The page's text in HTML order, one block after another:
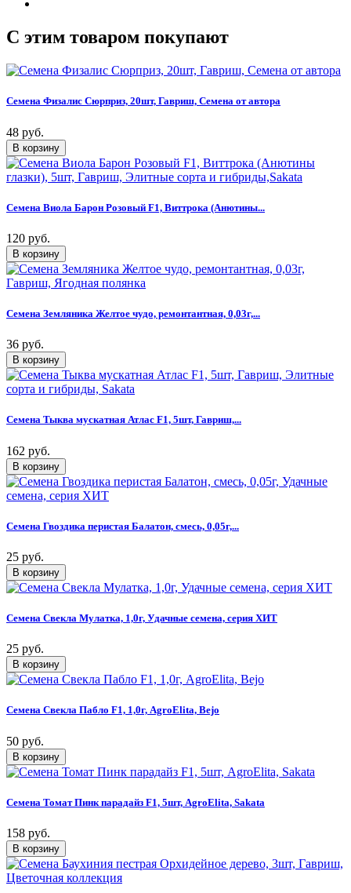
C этим товаром покупают
Семена Физалис Сюрприз, 20шт, Гавриш, Семена от автора
48 руб.
Семена Виола Барон Розовый F1, Виттрока (Анютины...
120 руб.
Семена Земляника Желтое чудо, ремонтантная, 0,03г,...
36 руб.
Семена Тыква мускатная Атлас F1, 5шт, Гавриш,...
162 руб.
Семена Гвоздика перистая Балатон, смесь, 0,05г,...
25 руб.
Семена Свекла Мулатка, 1,0г, Удачные семена, серия ХИТ
25 руб.
Семена Свекла Пабло F1, 1,0г, AgroElita, Bejo
50 руб.
Семена Томат Пинк парадайз F1, 5шт, AgroElita, Sakata
158 руб.